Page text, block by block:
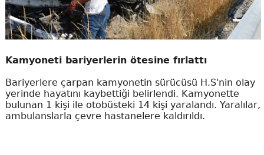
Kamyoneti bariyerlerin ötesine fırlattı
Bariyerlere çarpan kamyonetin sürücüsü H.S'nin olay
yerinde hayatını kaybettiği belirlendi. Kamyonette
bulunan 1 kişi ile otobüsteki 14 kişi yaralandı. Yaralılar,
ambulanslarla çevre hastanelere kaldırıldı.